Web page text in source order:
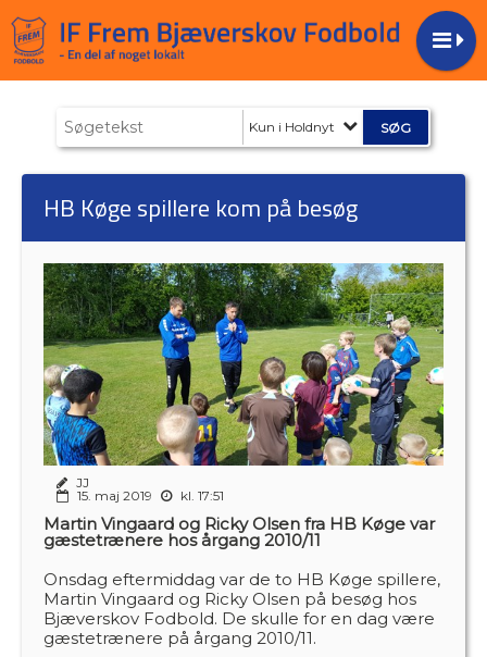
Kun i Holdnyt
HB Køge spillere kom på besøg
JJ
15. maj 2019
kl. 17:51
Martin Vingaard og Ricky Olsen fra HB Køge var
gæstetrænere hos årgang 2010/11
Onsdag eftermiddag var de to HB Køge spillere,
Martin Vingaard og Ricky Olsen på besøg hos
Bjæverskov Fodbold. De skulle for en dag være
gæstetrænere på årgang 2010/11.